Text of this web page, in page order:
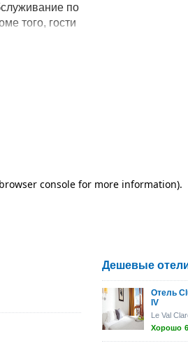
по
того, гости
мероприятия
Дешевые
Отель
IV
Le Val
Хорошо